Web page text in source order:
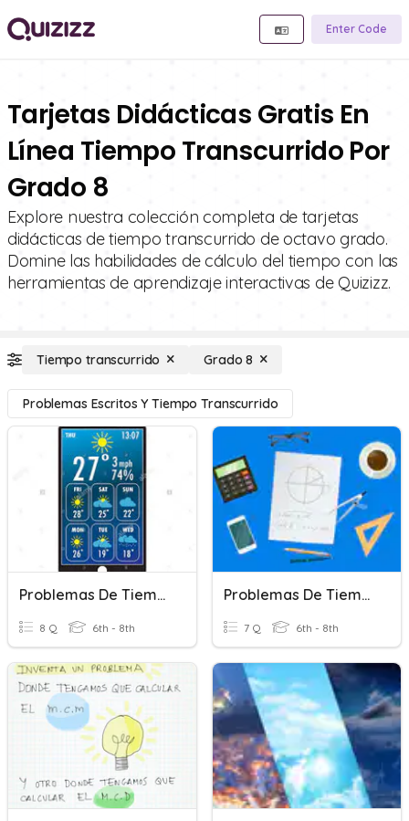
Enter Code
Tarjetas Didácticas Gratis En
Línea Tiempo Transcurrido Por
Grado 8
Explore nuestra colección completa de tarjetas
didácticas de tiempo transcurrido de octavo grado.
Domine las habilidades de cálculo del tiempo con las
herramientas de aprendizaje interactivas de Quizizz.
Tiempo transcurrido Grado 8
Problemas Escritos Y Tiempo Transcurrido
Problemas De Tiempo Y Moviles
8 Q 6th - 8th
Problemas De Tiempo Y Móviles
7 Q 6th - 8th